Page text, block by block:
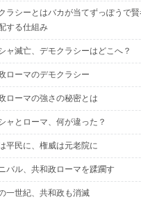
ラシーとはバカが当てずっぽうで
する仕組み
ャ滅亡、デモクラシーはどこへ？
ローマのデモクラシー
ローマの強さの秘密とは
ャとローマ、何が違った？
平民に、権威は元老院に
バル、共和政ローマを蹂躙す
一世紀、共和政も消滅